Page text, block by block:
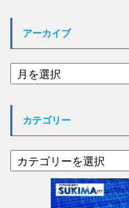
アーカイブ
ア
ー
カテゴリー
テ